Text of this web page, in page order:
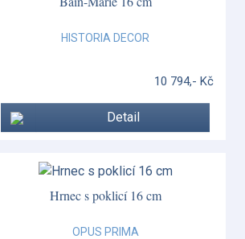
HISTORIA DECOR
10 794,- Kč
Detail
Hrnec s poklicí 16 cm
OPUS PRIMA